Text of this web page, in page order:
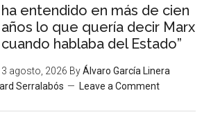
ha entendido en más de cien
años lo que quería decir Marx
cuando hablaba del Estado”
3 agosto, 2026 ByÁlvaro García Linera
Serralabós
Leave a Comment